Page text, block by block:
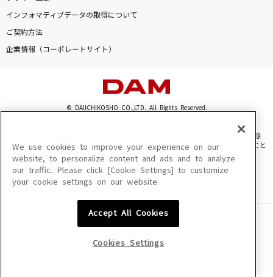
トワイライト-夕暮れ便り-
中森明菜
ヴィーナスとジーザス
もっと見る
カラオケ最新情報をチェック！
インフォマティブデータの取得について
ご契約方法
企業情報（コーポレートサイト）
© DAIICHIKOSHO CO.,LTD. All Rights Reserved.
このサイトに掲載されている一切の文章・画像・写真・動画・音声等を、手段や形態
を問わず、著作権法の定める範囲を超えて無断で複製、転載、ファイル化などすること
を禁じます。
楽曲及びコンテンツは、機種によりご利用いただけない場合があります。
楽曲及びコンテンツの配信日、配信内容が変更になる場合があります。
We use cookies to improve your experience on our
website, to personalize content and ads and to analyze
our traffic. Please click [Cookie Settings] to customize
your cookie settings on our website.
Accept All Cookies
Cookies Settings